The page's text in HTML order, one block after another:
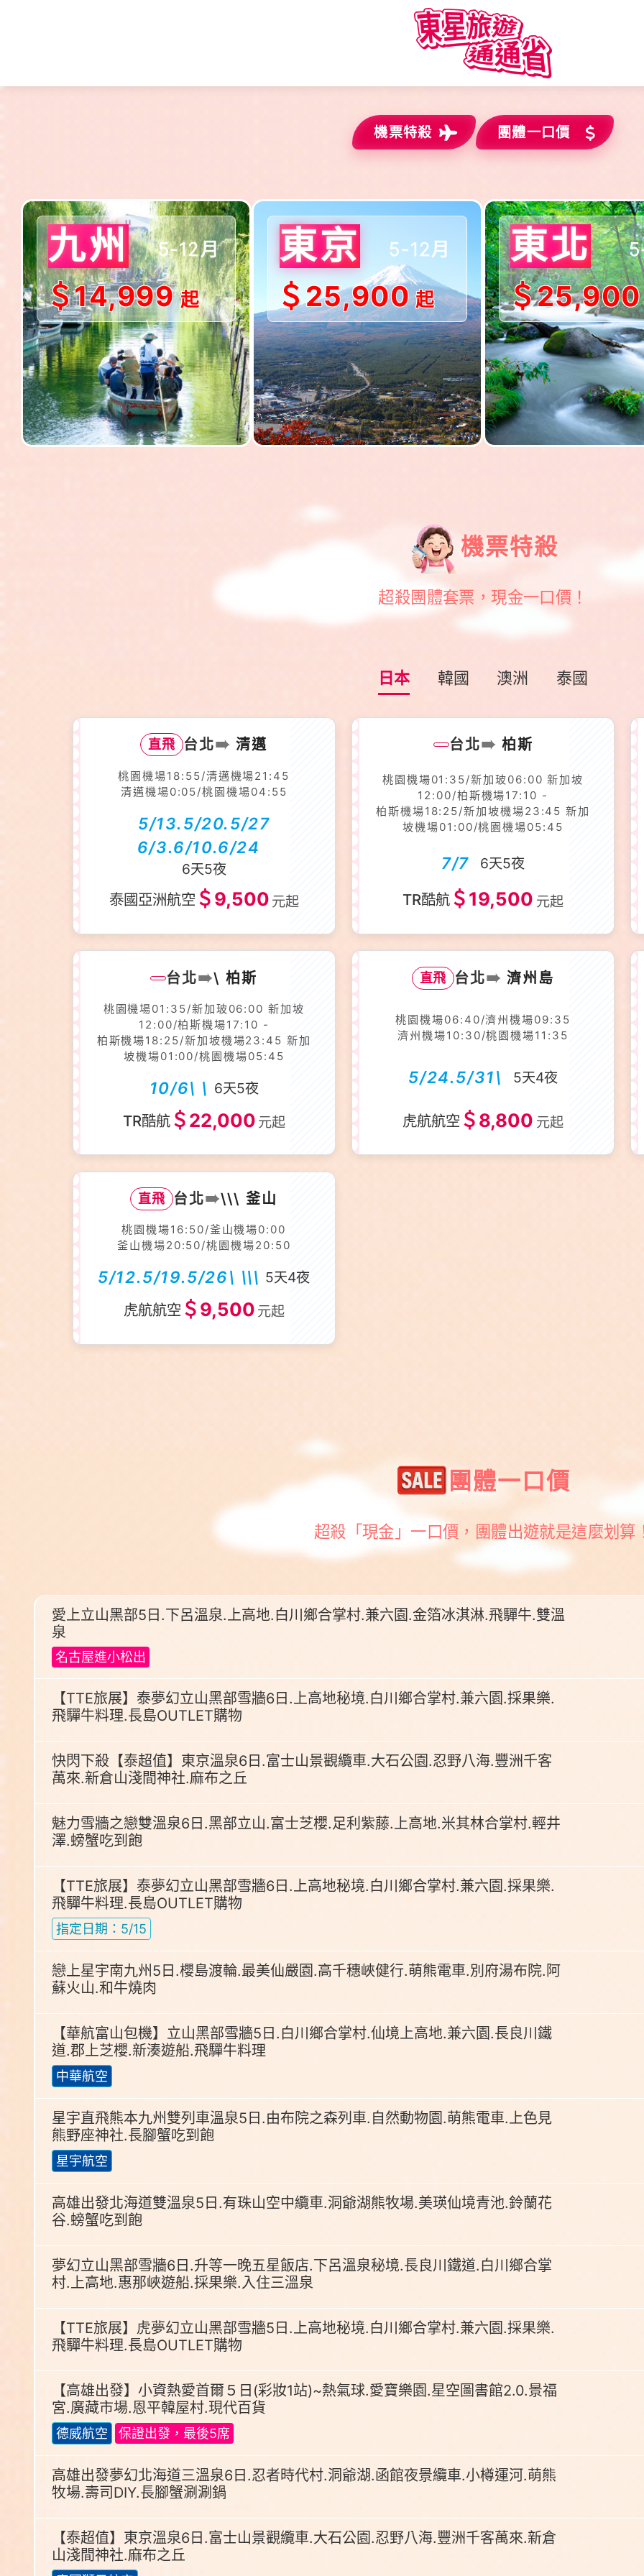
機票特殺 團體一口價
九州
＄14,999
5-12月
$出發!!
東京
＄25,900
5-12月
$出發!!
東北
＄25,900
機票特殺
超殺團體套票，現金一口價！
日本 韓國 澳洲 泰國
直飛 台北➠ 清邁
桃園機場18:55/清邁機場21:45
清邁機場0:05/桃園機場04:55
5/13.5/20.5/27
6/3.6/10.6/24
6天5夜
泰國亞洲航空＄9,500 元起
台北➠ 柏斯
桃園機場01:35/新加玻06:00 新加坡
12:00/柏斯機場17:10 -
柏斯機場18:25/新加坡機場23:45 新加
坡機場01:00/桃園機場05:45
7/7 6天5夜
TR酷航 ＄19,500 元起
台北➠\ 柏斯
桃園機場01:35/新加玻06:00 新加坡
12:00/柏斯機場17:10 -
柏斯機場18:25/新加坡機場23:45 新加
坡機場01:00/桃園機場05:45
10/6\ \ 6天5夜
TR酷航＄22,000 元起
直飛 台北➠ 濟州島
桃園機場06:40/濟州機場09:35
濟州機場10:30/桃園機場11:35
5/24.5/31\ 5天4夜
虎航航空 ＄8,800 元起
直飛 台北➠\\\ 釜山
桃園機場16:50/釜山機場0:00
釜山機場20:50/桃園機場20:50
5/12.5/19.5/26\ \\\ 5天4夜
虎航航空＄9,500 元起
團體一口價
超殺「現金」一口價，團體出遊就是這麼划算
愛上立山黑部5日.下呂溫泉.上高地.白川鄉合掌村.兼六園.金箔冰淇淋.飛驒牛.雙溫
泉
名古屋進小松出
【TTE旅展】泰夢幻立山黑部雪牆6日.上高地秘境.白川鄉合掌村.兼六園.採果樂.
飛驒牛料理.長島OUTLET購物
快閃下殺【泰超值】東京溫泉6日.富士山景觀纜車.大石公園.忍野八海.豐洲千客
萬來.新倉山淺間神社.麻布之丘
魅力雪牆之戀雙溫泉6日.黑部立山.富士芝櫻.足利紫藤.上高地.米其林合掌村.輕井
澤.螃蟹吃到飽
【TTE旅展】泰夢幻立山黑部雪牆6日.上高地秘境.白川鄉合掌村.兼六園.採果樂.
飛驒牛料理.長島OUTLET購物
指定日期：5/15
戀上星宇南九州5日.櫻島渡輪.最美仙嚴園.高千穗峽健行.萌熊電車.別府湯布院.阿
蘇火山.和牛燒肉
【華航富山包機】立山黑部雪牆5日.白川鄉合掌村.仙境上高地.兼六園.長良川鐵
道.郡上芝櫻.新湊遊船.飛驒牛料理
中華航空
星宇直飛熊本九州雙列車溫泉5日.由布院之森列車.自然動物園.萌熊電車.上色見
熊野座神社.長腳蟹吃到飽
星宇航空
高雄出發北海道雙溫泉5日.有珠山空中纜車.洞爺湖熊牧場.美瑛仙境青池.鈴蘭花
谷.螃蟹吃到飽
夢幻立山黑部雪牆6日.升等一晚五星飯店.下呂溫泉秘境.長良川鐵道.白川鄉合掌
村.上高地.惠那峽遊船.採果樂.入住三溫泉
【TTE旅展】虎夢幻立山黑部雪牆5日.上高地秘境.白川鄉合掌村.兼六園.採果樂.
飛驒牛料理.長島OUTLET購物
【高雄出發】小資熱愛首爾５日(彩妝1站)~熱氣球.愛寶樂園.星空圖書館2.0.景福
宮.廣藏市場.恩平韓屋村.現代百貨
德威航空 保證出發，最後5席
高雄出發夢幻北海道三溫泉6日.忍者時代村.洞爺湖.函館夜景纜車.小樽運河.萌熊
牧場.壽司DIY.長腳蟹涮涮鍋
【泰超值】東京溫泉6日.富士山景觀纜車.大石公園.忍野八海.豐洲千客萬來.新倉
山淺間神社.麻布之丘